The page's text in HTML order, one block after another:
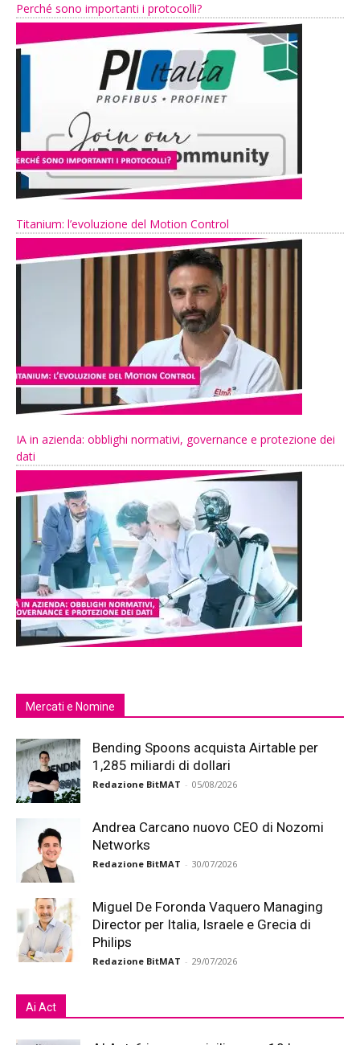
Perché sono importanti i protocolli?
Titanium: l’evoluzione del Motion Control
IA in azienda: obblighi normativi, governance e protezione dei
dati
Mercati e Nomine
Bending Spoons acquista Airtable per
1,285 miliardi di dollari
Redazione BitMAT - 05/08/2026
Andrea Carcano nuovo CEO di Nozomi
Networks
Redazione BitMAT - 30/07/2026
Miguel De Foronda Vaquero Managing
Director per Italia, Israele e Grecia di
Philips
Redazione BitMAT - 29/07/2026
Ai Act